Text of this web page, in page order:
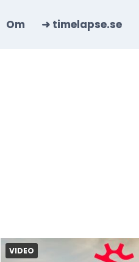
Om ➜ timelapse.se